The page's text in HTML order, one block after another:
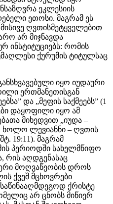
ეკლესიის
ეთოსი. მაგრამ ეს
ღვთისმეტყველებით
არ მიჯნავდა
ინსტიტუციებს: რომის
ქურუმის ტიტულსაც
იყო იუდაური
ერთმანეთისგან
და „მეფის საქმეებს” (1
დაყოფილი იყო ამ
მიხედვით „იუდა –
ხოლო ლევიანნი – ღვთის
19:11). მაგრამ
პერიოდში სახელმწიფო
რის აღდგენასაც
მოღვაწეობის დროს
ქვეშ მცხოვრები
ქრისტე
არ ცნობს მიწიერ